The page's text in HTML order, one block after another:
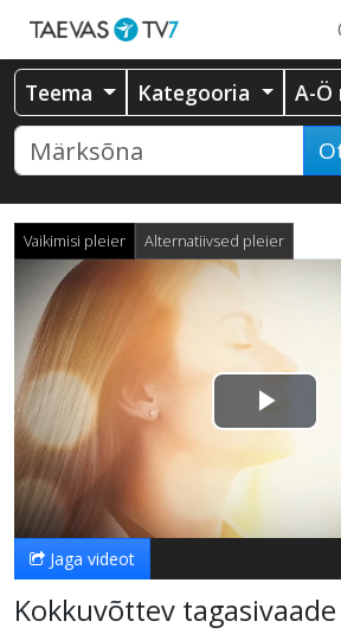
Teema Kategooria A-Ö
Vaikimisi pleier Alternatiivsed pleier
Esita
Jaga videot
Kokkuvõttev tagasivaade